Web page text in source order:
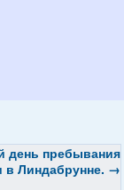
день пребывания
в Линдабрунне. →